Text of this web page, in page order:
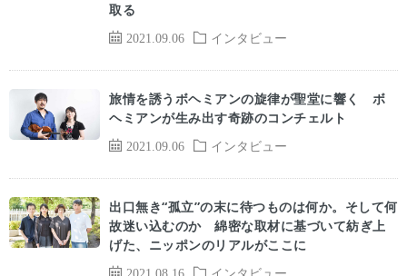
2021.09.06 インタビュー
取る
2021.09.06 インタビュー
旅情を誘うボヘミアンの旋律が聖堂に響く ボ
ヘミアンが生み出す奇跡のコンチェルト
2021.08.16 インタビュー
出口無き“孤立”の末に待つものは何か。そして何
故迷い込むのか 綿密な取材に基づいて紡ぎ上
げた、ニッポンのリアルがここに